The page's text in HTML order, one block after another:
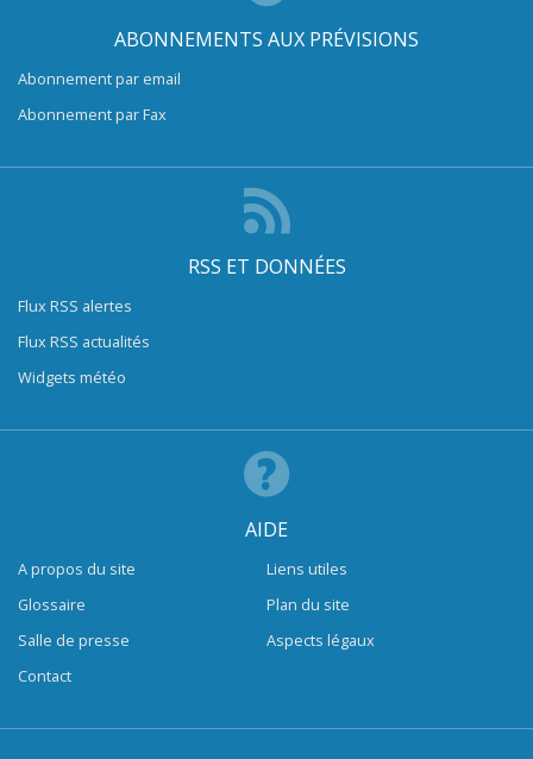
ABONNEMENTS AUX PRÉVISIONS
Abonnement par email
Abonnement par Fax
RSS ET DONNÉES
Flux RSS alertes
Flux RSS actualités
Widgets météo
AIDE
A propos du site
Glossaire
Salle de presse
Contact
Liens utiles
Plan du site
Aspects légaux